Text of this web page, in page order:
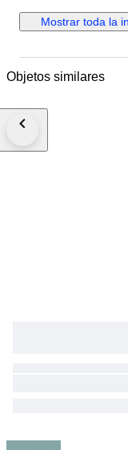
Material/Type:
millimeters Band Color:
Other Functions:
warranty card included;
Mostrar toda la
Objetos similares